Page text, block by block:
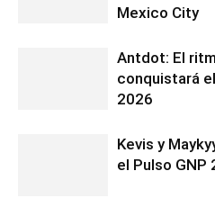
Mexico City
Antdot: El
conquistará
2026
Kevis y
el Pulso GNP